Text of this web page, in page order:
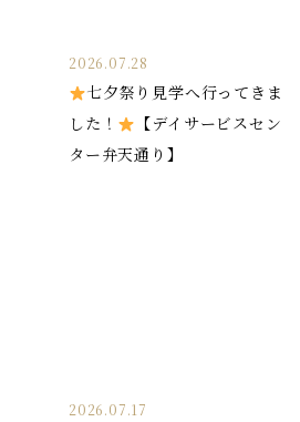
2026.07.28
七夕祭り見学へ行ってきま
した！
【デイサービスセン
ター弁天通り】
2026.07.17